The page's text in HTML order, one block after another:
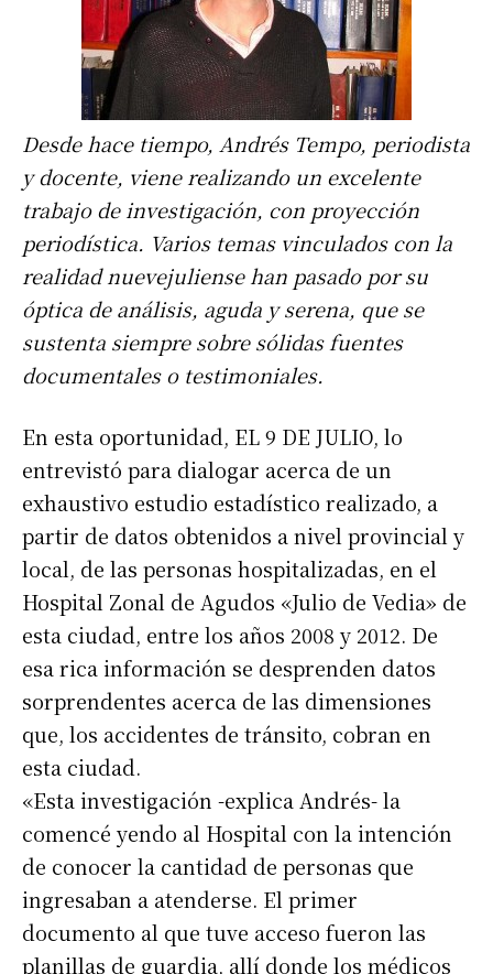
Desde hace tiempo, Andrés Tempo, periodista
y docente, viene realizando un excelente
trabajo de investigación, con proyección
periodística. Varios temas vinculados con la
realidad nuevejuliense han pasado por su
óptica de análisis, aguda y serena, que se
sustenta siempre sobre sólidas fuentes
documentales o testimoniales.
En esta oportunidad, EL 9 DE JULIO, lo
entrevistó para dialogar acerca de un
exhaustivo estudio estadístico realizado, a
partir de datos obtenidos a nivel provincial y
local, de las personas hospitalizadas, en el
Hospital Zonal de Agudos «Julio de Vedia» de
esta ciudad, entre los años 2008 y 2012. De
esa rica información se desprenden datos
sorprendentes acerca de las dimensiones
que, los accidentes de tránsito, cobran en
esta ciudad.
«Esta investigación -explica Andrés- la
comencé yendo al Hospital con la intención
de conocer la cantidad de personas que
ingresaban a atenderse. El primer
documento al que tuve acceso fueron las
planillas de guardia, allí donde los médicos